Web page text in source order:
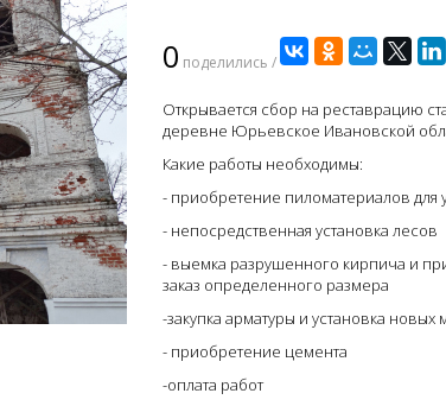
0 поделились /
Открывается сбор на реставрацию
деревне Юрьевское Ивановской
Какие работы необходимы:
- приобретение пиломатериалов для
- непосредственная установка лесов
- выемка разрушенного кирпича и
заказ определенного размера
-закупка арматуры и установка новых
- приобретение цемента
-оплата работ